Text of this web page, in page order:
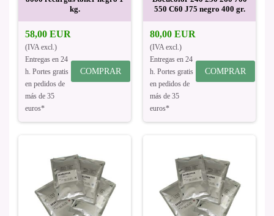
kg.
58,00 EUR
(IVA excl.)
Entregas en 24
h. Portes gratis
en pedidos de
más de 35
euros*
COMPRAR
550 C60 J75 negro 400 gr.
80,00 EUR
(IVA excl.)
Entregas en 24
h. Portes gratis
en pedidos de
más de 35
euros*
COMPRAR